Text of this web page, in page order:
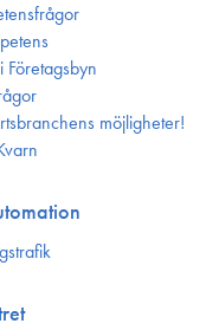
möjligheter!